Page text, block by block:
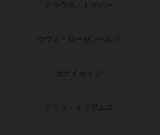
クラウス・トイバー
ウヴェ・ローゼンベルク
カナイセイジ
クリス・キリアムス